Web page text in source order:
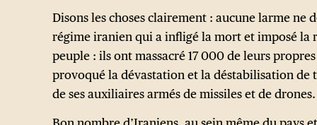
Disons les choses clairement : aucune larme ne
régime iranien qui a infligé la mort et imposé la
peuple : ils ont massacré 17 000 de leurs
provoqué la dévastation et la déstabilisation de
de ses auxiliaires armés de missiles et de drones.